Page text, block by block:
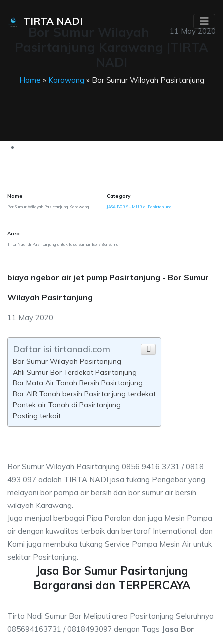
TIRTA NADI
11 May 2020
Home » Karawang » Bor Sumur Wilayah Pasirtanjung
Name
Bor Sumur Wilayah Pasirtanjung Karawang
Category
JASA BOR SUMUR di Pasirtanjung
Area
Tirta Nadi di Pasirtanjung untuk Jasa Sumur Bor / Bor Sumur
biaya ngebor air jet pump Pasirtanjung - Bor Sumur
Wilayah Pasirtanjung
11 May 2020
Daftar isi tirtanadi.com
Bor Sumur Wilayah Pasirtanjung
Ahli Sumur Bor Terdekat Pasirtanjung
Bor Mata Air Tanah Bersih Pasirtanjung
Bor AIR Tanah bersih Pasirtanjung terdekat
Pantek air Tanah di Pasirtanjung
Posting terkait:
Bor Sumur Wilayah Pasirtanjung 0856 9416 3731 / 0818
493 097 adalah TIRTA NADI jasa tukang Pengebor yang
melayani bor pompa air bersih dan bor sumur air bersih
wilayah Karawang.
Juga menjual berbagai Pipa Paralon dan juga Mesin Pompa
air dengan kuwalitas terbaik dan bertaraf International, dan
Kami juga membuka tukang Service Pompa Mesin Air untuk
sekitar Pasirtanjung.
Jasa Bor Sumur Pasirtanjung
Bargaransi dan TERPERCAYA
Tirta Nadi Sumur Bor Meliputi area Pasirtanjung Seluruhnya
085694163731 / 0818493097 dengan Tags Jasa Bor